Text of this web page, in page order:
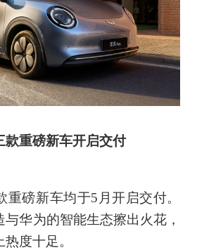
款重磅新车开启交付
重磅新车均于5月开启交付。
华为的智能生态擦出火花，
度十足。